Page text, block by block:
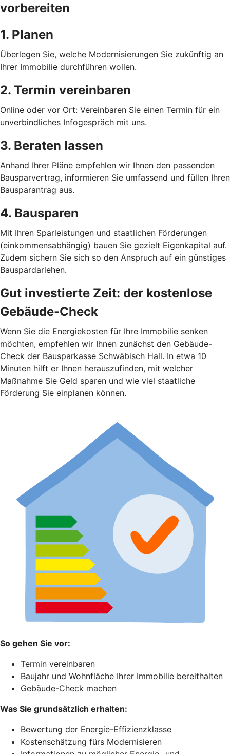
vorbereiten
1. Planen
Überlegen Sie, welche Modernisierungen Sie zukünftig an
Ihrer Immobilie durchführen wollen.
2. Termin vereinbaren
Online oder vor Ort: Vereinbaren Sie einen Termin für ein
unverbindliches Infogespräch mit uns.
3. Beraten lassen
Anhand Ihrer Pläne empfehlen wir Ihnen den passenden
Bausparvertrag, informieren Sie umfassend und füllen Ihren
Bausparantrag aus.
4. Bausparen
Mit Ihren Sparleistungen und staatlichen Förderungen
(einkommensabhängig) bauen Sie gezielt Eigenkapital auf.
Zudem sichern Sie sich so den Anspruch auf ein günstiges
Bauspardarlehen.
Gut investierte Zeit: der kostenlose
Gebäude-Check
Wenn Sie die Energiekosten für Ihre Immobilie senken
möchten, empfehlen wir Ihnen zunächst den Gebäude-
Check der Bausparkasse Schwäbisch Hall. In etwa 10
Minuten hilft er Ihnen herauszufinden, mit welcher
Maßnahme Sie Geld sparen und wie viel staatliche
Förderung Sie einplanen können.
So gehen Sie vor:
Termin vereinbaren
Baujahr und Wohnfläche Ihrer Immobilie bereithalten
Gebäude-Check machen
Was Sie grundsätzlich erhalten:
Bewertung der Energie-Effizienzklasse
Kostenschätzung fürs Modernisieren